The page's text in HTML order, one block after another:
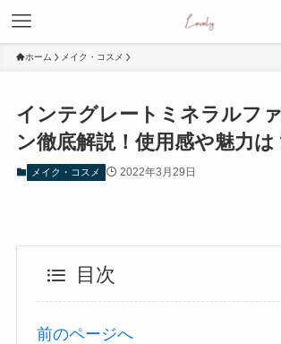
ホーム メイク・コスメ
インテグレートミネラルフ
ン徹底解説！使用感や魅力は
メイク・コスメ 2022年3月29日
目次
前のページへ